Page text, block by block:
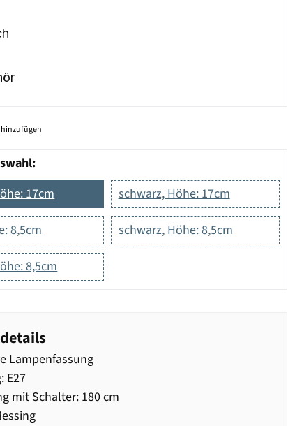
17cm
schwarz, Höhe: 17cm
8,5cm schwarz, Höhe: 8,5cm
8,5cm
Lampenfassung
E27
mit Schalter: 180 cm